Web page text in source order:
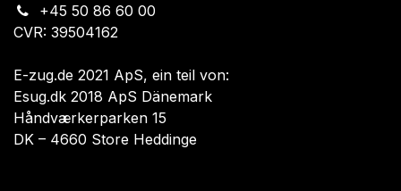
+45 50 86 60 00
CVR: 39504162
E-zug.de 2021 ApS, ein teil von:
Esug.dk 2018 ApS Dänemark
Håndværkerparken 15
DK – 4660 Store Heddinge